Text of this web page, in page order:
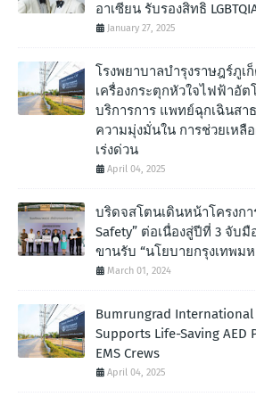
อาเซียน รับรองสิทธิ
January 27, 2025
โรงพยาบาลบำรุงราษฎร์ภู
เครื่องกระตุกหัวใจไฟฟ้าอัต
บริการการ แพทย์ฉุกเฉินสา
ความมุ่งมั่นใน การช่วยเหลื
เร่งด่วน
April 04, 2025
บริดจสโตนเดินหน้าโครงกา
Safety” ต่อเนื่องสู่ปีที่ 3 จับ
ขานรับ “นโยบายกรุงเทพม
March 01, 2024
Bumrungrad
Supports Life-Saving AED
EMS Crews
April 04, 2025